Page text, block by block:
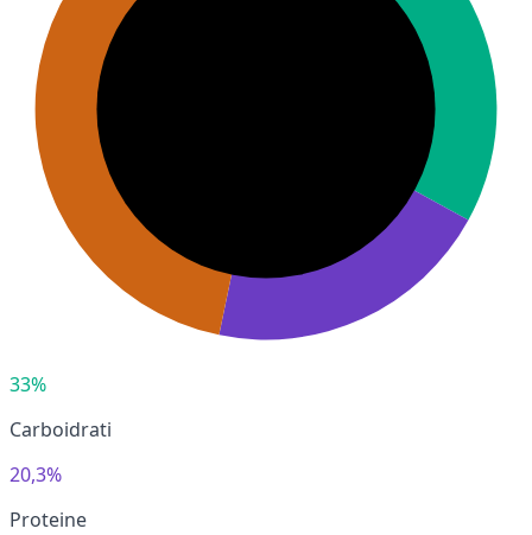
33%
Carboidrati
20,3%
Proteine